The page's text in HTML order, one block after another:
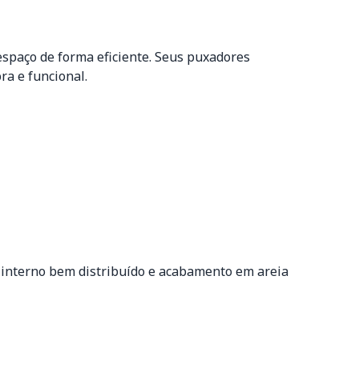
de forma eficiente. Seus puxadores
e funcional.
bem distribuído e acabamento em areia